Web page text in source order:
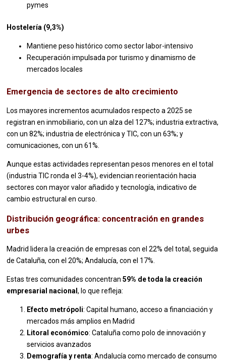
pymes
Hostelería (9,3%)
Mantiene peso histórico como sector labor-intensivo
Recuperación impulsada por turismo y dinamismo de
mercados locales
Emergencia de sectores de alto crecimiento
Los mayores incrementos acumulados respecto a 2025 se
registran en inmobiliario, con un alza del 127%; industria extractiva,
con un 82%; industria de electrónica y TIC, con un 63%; y
comunicaciones, con un 61%.
Aunque estas actividades representan pesos menores en el total
(industria TIC ronda el 3-4%), evidencian reorientación hacia
sectores con mayor valor añadido y tecnología, indicativo de
cambio estructural en curso.
Distribución geográfica: concentración en grandes
urbes
Madrid lidera la creación de empresas con el 22% del total, seguida
de Cataluña, con el 20%; Andalucía, con el 17%.
Estas tres comunidades concentran59% de toda la creación
empresarial nacional, lo que refleja:
Efecto metrópoli: Capital humano, acceso a financiación y
mercados más amplios en Madrid
Litoral económico: Cataluña como polo de innovación y
servicios avanzados
Demografía y renta: Andalucía como mercado de consumo